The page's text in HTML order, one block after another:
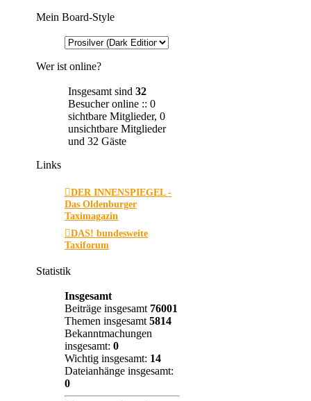
Mein Board-Style
Wer ist online?
Insgesamt sind 32
Besucher online :: 0
sichtbare Mitglieder, 0
unsichtbare Mitglieder
und 32 Gäste
Links
DER INNENSPIEGEL -
Das Oldenburger
Taximagazin
DAS! bundesweite
Taxiforum
Statistik
Insgesamt
Beiträge insgesamt 76001
Themen insgesamt 5814
Bekanntmachungen
insgesamt: 0
Wichtig insgesamt: 14
Dateianhänge insgesamt:
0